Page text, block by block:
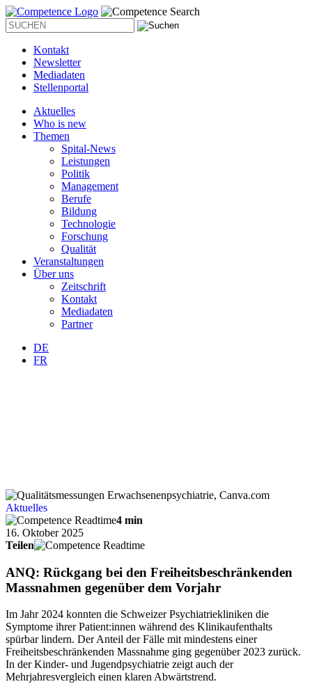
Kontakt
Newsletter
Mediadaten
Stellenportal
Aktuelles
Who is new
Themen
Spital-News
Leistungen
Politik
Management
Berufe
Bildung
Technologie
Forschung
Qualität
Veranstaltungen
Über uns
Zeitschrift
Kontakt
Mediadaten
Partner
DE
FR
Aktuelles
4 min
16. Oktober 2025
Teilen
ANQ: Rückgang bei den Freiheitsbeschränkenden
Massnahmen gegenüber dem Vorjahr
Im Jahr 2024 konnten die Schweizer Psychiatriekliniken die
Symptome ihrer Patient:innen während des Klinikaufenthalts
spürbar lindern. Der Anteil der Fälle mit mindestens einer
Freiheitsbeschränkenden Massnahme ging gegenüber 2023 zurück.
In der Kinder- und Jugendpsychiatrie zeigt auch der
Mehrjahresvergleich einen klaren Abwärtstrend.